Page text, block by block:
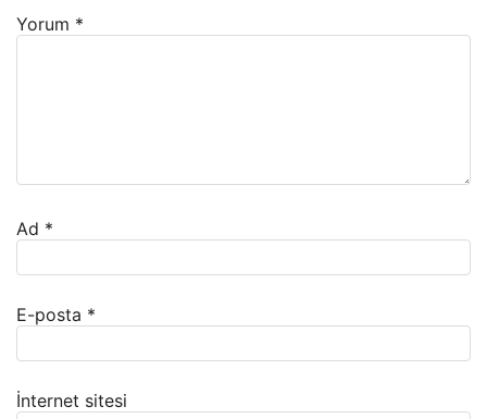
Yorum *
Ad *
E-posta *
İnternet sitesi